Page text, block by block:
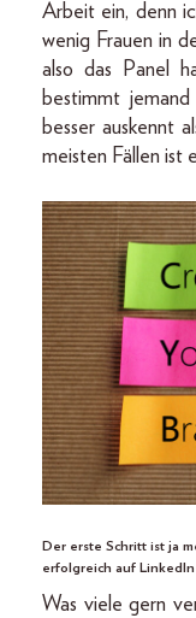
Arbeit ein, denn
wenig Frauen in
also das Panel
bestimmt
besser auskennt
meisten Fällen ist
Der erste Schritt ist ja
erfolgreich auf LinkedIn
Was viele gern